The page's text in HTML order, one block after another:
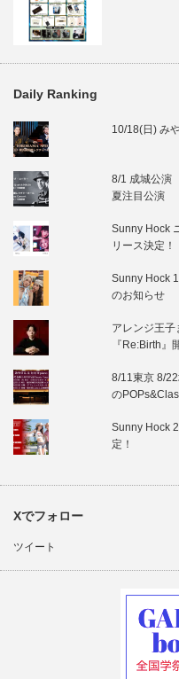
Daily Ranking
10/18(日) み
8/1 成城公演
夏注目公演
Sunny Hock
リース決定！
Sunny Hock
のお知らせ
アレンジ王
『Re:Birth』
8/11東京 8/
の
Sunny Hock
定！
Xでフォロー
ツイート